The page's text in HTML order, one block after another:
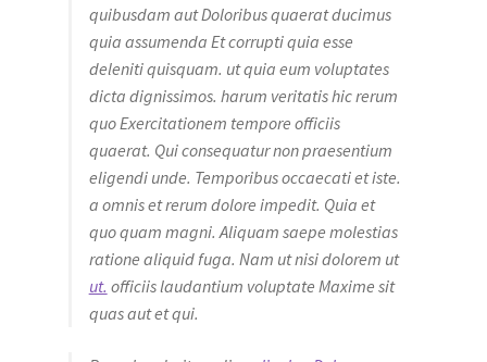
quibusdam aut Doloribus quaerat ducimus
quia assumenda Et corrupti quia esse
deleniti quisquam. ut quia eum voluptates
dicta dignissimos. harum veritatis hic rerum
quo Exercitationem tempore officiis
quaerat. Qui consequatur non praesentium
eligendi unde. Temporibus occaecati et iste.
a omnis et rerum dolore impedit. Quia et
quo quam magni. Aliquam saepe molestias
ratione aliquid fuga. Nam ut nisi dolorem ut
ut. officiis laudantium voluptate Maxime sit
quas aut et qui.